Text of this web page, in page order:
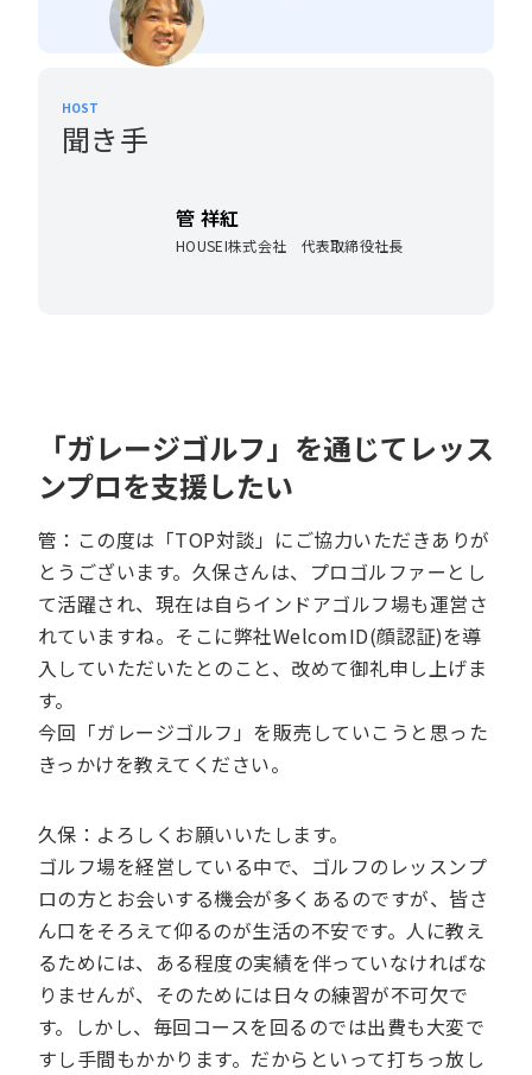
HOST
聞き手
管 祥紅
HOUSEI株式会社 代表取締役社長
「ガレージゴルフ」を通じてレッス
ンプロを支援したい
管：この度は「TOP対談」にご協力いただきありが
とうございます。久保さんは、プロゴルファーとし
て活躍され、現在は自らインドアゴルフ場も運営さ
れていますね。そこに弊社WelcomID(顔認証)を導
入していただいたとのこと、改めて御礼申し上げま
す。
今回「ガレージゴルフ」を販売していこうと思った
きっかけを教えてください。
久保：よろしくお願いいたします。
ゴルフ場を経営している中で、ゴルフのレッスンプ
ロの方とお会いする機会が多くあるのですが、皆さ
ん口をそろえて仰るのが生活の不安です。人に教え
るためには、ある程度の実績を伴っていなければな
りませんが、そのためには日々の練習が不可欠で
す。しかし、毎回コースを回るのでは出費も大変で
すし手間もかかります。だからといって打ちっ放し